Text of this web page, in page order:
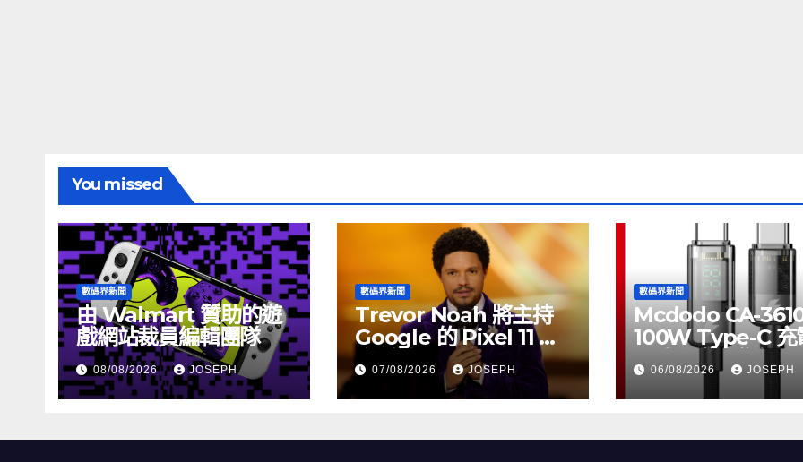
You missed
數碼界新聞
由 Walmart 贊助的遊
戲網站裁員編輯團隊
08/08/2026 JOSEPH
數碼界新聞
Trevor Noah 將主持
Google 的 Pixel 11 推
介活動
07/08/2026 JOSEPH
數碼界新聞
Mcdodo CA-
100W Type-C 充
正式上市，售價
HK$115
06/08/2026 JOSEPH